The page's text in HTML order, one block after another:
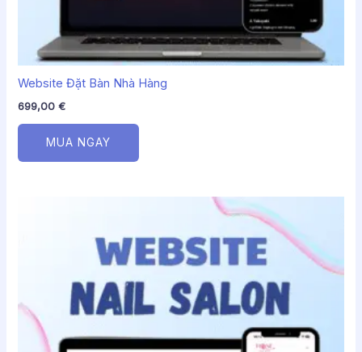
Website Đặt Bàn Nhà Hàng
699,00€
MUA NGAY